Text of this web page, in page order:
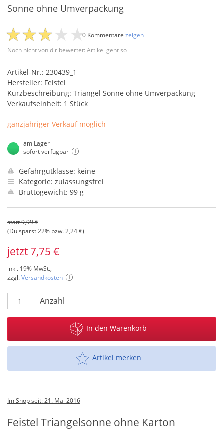
Sonne ohne Umverpackung
Noch nicht von dir bewertet: Artikel geht so
0 Kommentare zeigen
Artikel-Nr.: 230439_1
Hersteller: Feistel
Kurzbeschreibung: Triangel Sonne ohne Umverpackung
Verkaufseinheit: 1 Stück
ganzjähriger Verkauf möglich
am Lager
sofort verfügbar
Gefahrgutklasse: keine
Kategorie: zulassungsfrei
Bruttogewicht: 99 g
statt 9,99 €
(Du sparst 22% bzw. 2,24 €)
jetzt 7,75 €
inkl. 19% MwSt.,
zzgl.Versandkosten
Anzahl
In den Warenkorb
Artikel merken
Im Shop seit: 21. Mai 2016
Feistel Triangelsonne ohne Karton